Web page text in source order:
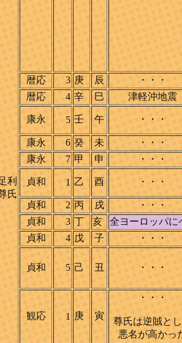
利
氏
暦応 3 庚 辰
・・・
暦応 4 辛 巳 津軽沖地震
康永 5 壬 午 ・・・
康永 6 癸 未
・・・
康永 7 甲 申 ・・・
貞和 1 乙 酉 ・・・
貞和 2 丙 戌
・・・
貞和 3 丁 亥
全ヨーロッパに
貞和 4 戊 子 ・・・
貞和 5 己 丑 ・・・
観応 1 庚 寅
・・・
尊氏は逆賊と
悪名が高かっ